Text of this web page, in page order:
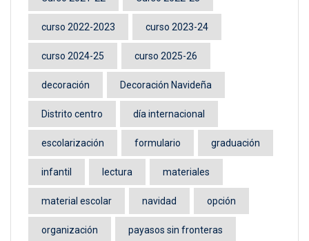
curso 2022-2023 curso 2023-24
curso 2024-25 curso 2025-26
decoración Decoración Navideña
Distrito centro día internacional
escolarización formulario graduación
infantil lectura materiales
material escolar navidad opción
organización payasos sin fronteras